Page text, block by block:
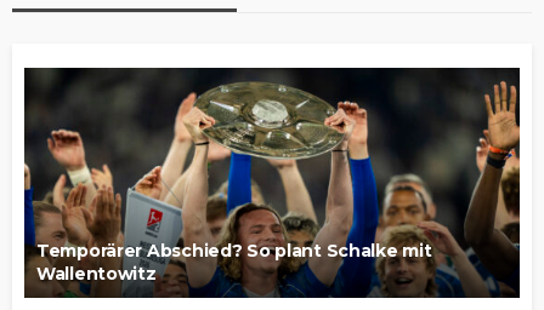
Temporärer Abschied? So plant Schalke mit
Wallentowitz